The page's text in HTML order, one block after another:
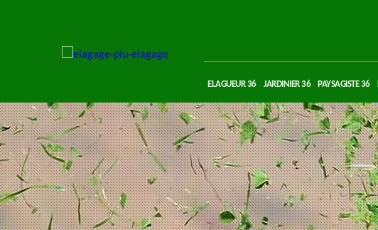
ELAGUEUR 36 JARDINIER 36 PAYSAGISTE 36